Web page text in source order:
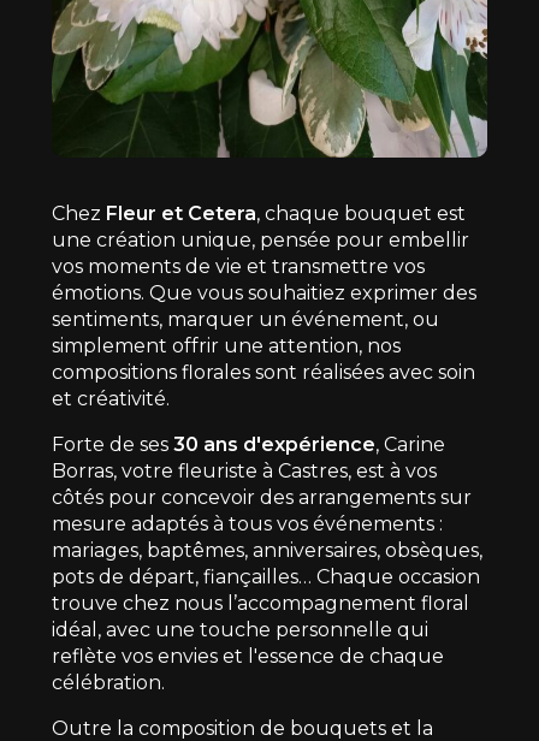
Chez Fleur et Cetera, chaque bouquet est
une création unique, pensée pour embellir
vos moments de vie et transmettre vos
émotions. Que vous souhaitiez exprimer des
sentiments, marquer un événement, ou
simplement offrir une attention, nos
compositions florales sont réalisées avec soin
et créativité.
Forte de ses30 ans d'expérience, Carine
Borras, votre fleuriste à Castres, est à vos
côtés pour concevoir des arrangements sur
mesure adaptés à tous vos événements :
mariages, baptêmes, anniversaires, obsèques,
pots de départ, fiançailles… Chaque occasion
trouve chez nous l’accompagnement floral
idéal, avec une touche personnelle qui
reflète vos envies et l'essence de chaque
célébration.
Outre la composition de bouquets et la